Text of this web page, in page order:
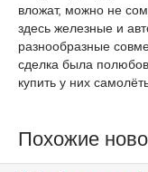
вложат, можно не
здесь железные и
разнообразные
сделка была
купить у них
Похожие